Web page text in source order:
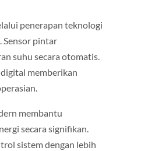
penerapan teknologi
Sensor pintar
suhu secara otomatis.
memberikan
membantu
secara signifikan.
sistem dengan lebih